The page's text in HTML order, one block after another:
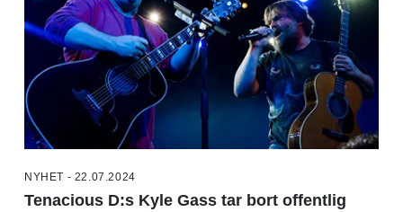
NYHET - 22.07.2024
Tenacious D:s Kyle Gass tar bort offentlig